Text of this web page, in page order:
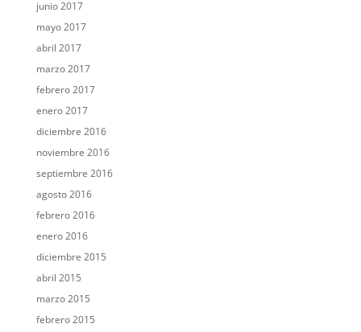
junio 2017
mayo 2017
abril 2017
marzo 2017
febrero 2017
enero 2017
diciembre 2016
noviembre 2016
septiembre 2016
agosto 2016
febrero 2016
enero 2016
diciembre 2015
abril 2015
marzo 2015
febrero 2015